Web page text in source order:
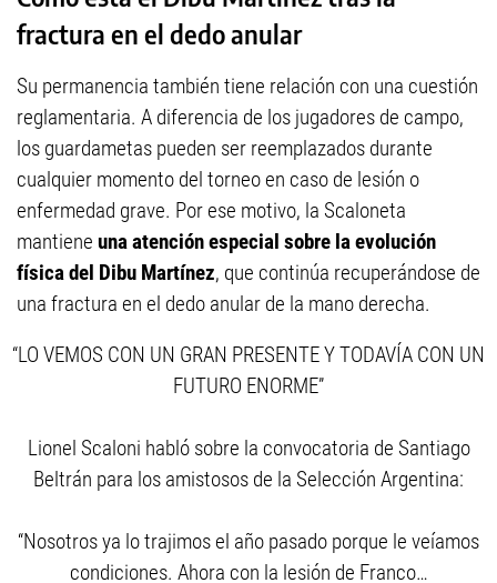
fractura en el dedo anular
Su permanencia también tiene relación con una cuestión
reglamentaria. A diferencia de los jugadores de campo,
los guardametas pueden ser reemplazados durante
cualquier momento del torneo en caso de lesión o
enfermedad grave. Por ese motivo, la Scaloneta
mantiene una atención especial sobre la evolución
física del Dibu Martínez, que continúa recuperándose de
una fractura en el dedo anular de la mano derecha.
“LO VEMOS CON UN GRAN PRESENTE Y TODAVÍA CON UN
FUTURO ENORME”
Lionel Scaloni habló sobre la convocatoria de Santiago
Beltrán para los amistosos de la Selección Argentina:
“Nosotros ya lo trajimos el año pasado porque le veíamos
condiciones. Ahora con la lesión de Franco…